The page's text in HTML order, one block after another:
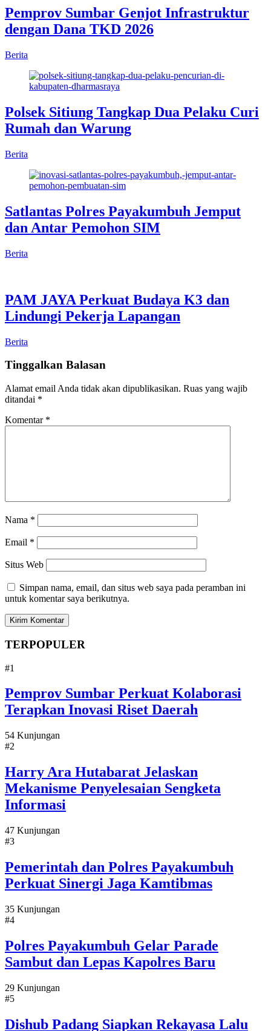
Pemprov Sumbar Genjot Infrastruktur
dengan Dana TKD 2026
Berita
Polsek Sitiung Tangkap Dua Pelaku Curi
Rumah dan Warung
Berita
Satlantas Polres Payakumbuh Jemput
dan Antar Pemohon SIM
Berita
PAM JAYA Perkuat Budaya K3 dan
Lindungi Pekerja Lapangan
Berita
Tinggalkan Balasan
Alamat email Anda tidak akan dipublikasikan. Ruas yang wajib
ditandai *
Komentar *
Nama *
Email *
Situs Web
Simpan nama, email, dan situs web saya pada peramban ini
untuk komentar saya berikutnya.
TERPOPULER
#1
Pemprov Sumbar Perkuat Kolaborasi
Terapkan Inovasi Riset Daerah
54 Kunjungan
#2
Harry Ara Hutabarat Jelaskan
Mekanisme Penyelesaian Sengketa
Informasi
47 Kunjungan
#3
Pemerintah dan Polres Payakumbuh
Perkuat Sinergi Jaga Kamtibmas
35 Kunjungan
#4
Polres Payakumbuh Gelar Parade
Sambut dan Lepas Kapolres Baru
29 Kunjungan
#5
Dishub Padang Siapkan Rekayasa Lalu